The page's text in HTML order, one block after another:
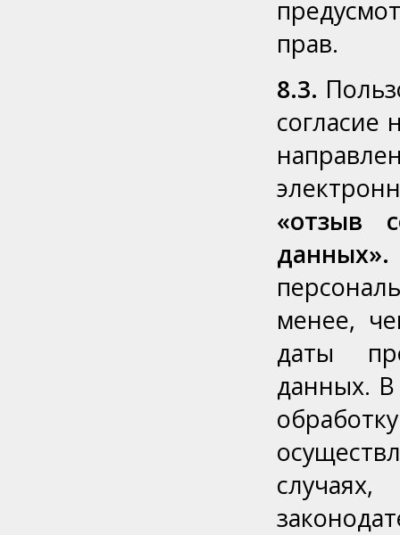
прав.
8.3.
согласие
«отзыв
менее,
даты
данных. В